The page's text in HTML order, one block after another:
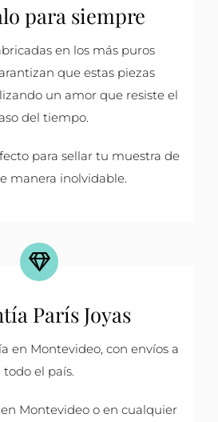
para siempre
en los más puros
que estas piezas
un amor que resiste el
del tiempo.
para sellar tu muestra de
manera inolvidable.
París Joyas
en Montevideo, con envíos a
todo el país.
en Montevideo o en cualquier